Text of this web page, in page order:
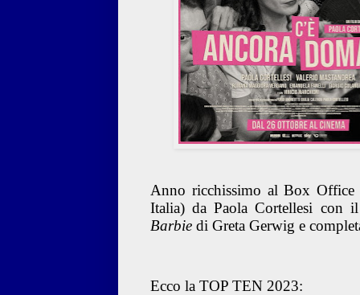
Anno ricchissimo al Box
Italia) da Paola Cortellesi con
Barbie di Greta Gerwig e
Ecco la TOP TEN 2023: